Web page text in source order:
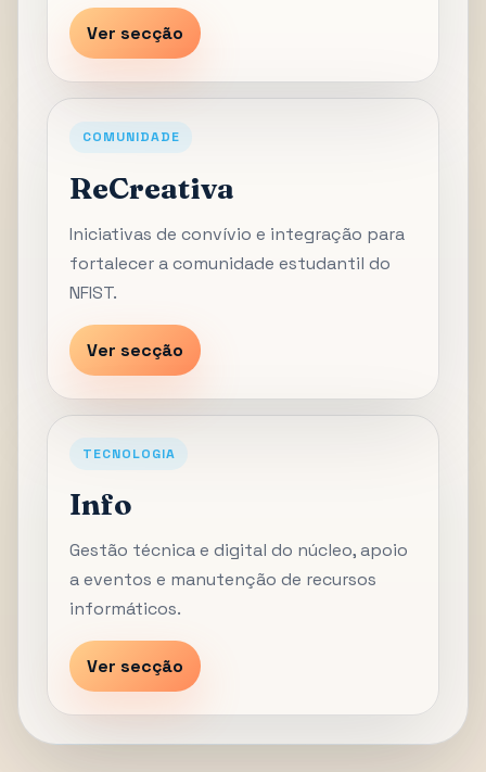
Ver secção
COMUNIDADE
ReCreativa
Iniciativas de convívio e integração para
fortalecer a comunidade estudantil do
NFIST.
Ver secção
TECNOLOGIA
Info
Gestão técnica e digital do núcleo, apoio
a eventos e manutenção de recursos
informáticos.
Ver secção